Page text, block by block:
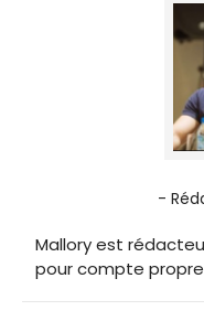
-
Mallory est
pour compte propre